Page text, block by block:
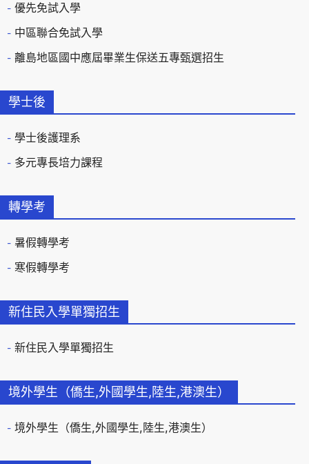
優先免試入學
中區聯合免試入學
離島地區國中應屆畢業生保送五專甄選招生
學士後
學士後護理系
多元專長培力課程
轉學考
暑假轉學考
寒假轉學考
新住民入學單獨招生
新住民入學單獨招生
境外學生（僑生,外國學生,陸生,港澳生）
境外學生（僑生,外國學生,陸生,港澳生）